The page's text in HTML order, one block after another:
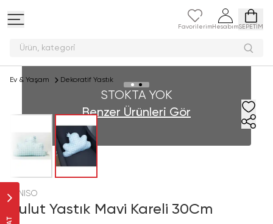
Favorilerim HesabımSEPETİM
Ürün, kateg
Ev & Yaşam Dekoratif Yastık
STOKTA YOK
Benzer Ürünleri Gör
MINISO
Bulut Yastık Mavi Kareli 30Cm